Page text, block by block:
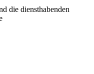
die diensthabenden